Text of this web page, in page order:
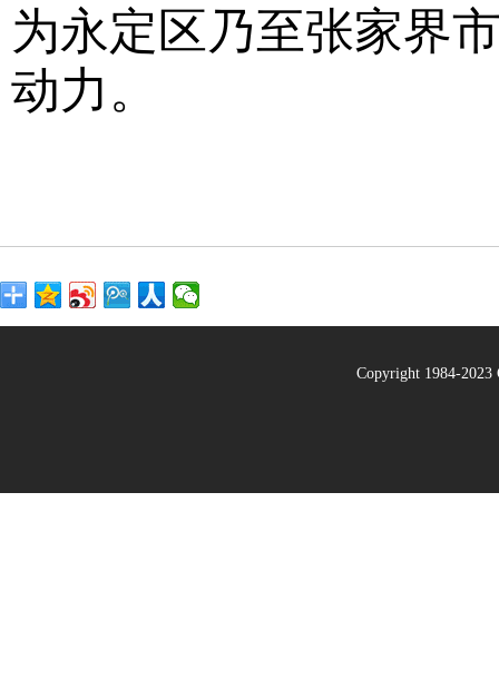
为永定区乃至张家界
动力。
Copyright 1984-